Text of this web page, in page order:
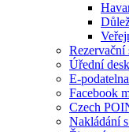
Rezervační
Úřední
E-podatelna
Facebook
Czech
Nakládání